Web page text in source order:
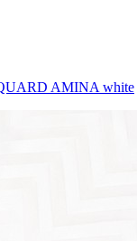
AMINA white